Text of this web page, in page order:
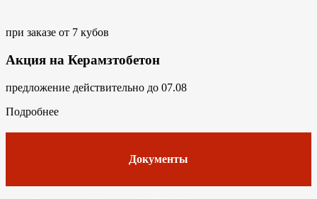
при заказе от 7 кубов
Акция на Керамзтобетон
предложение действительно до 07.08
Подробнее
Документы